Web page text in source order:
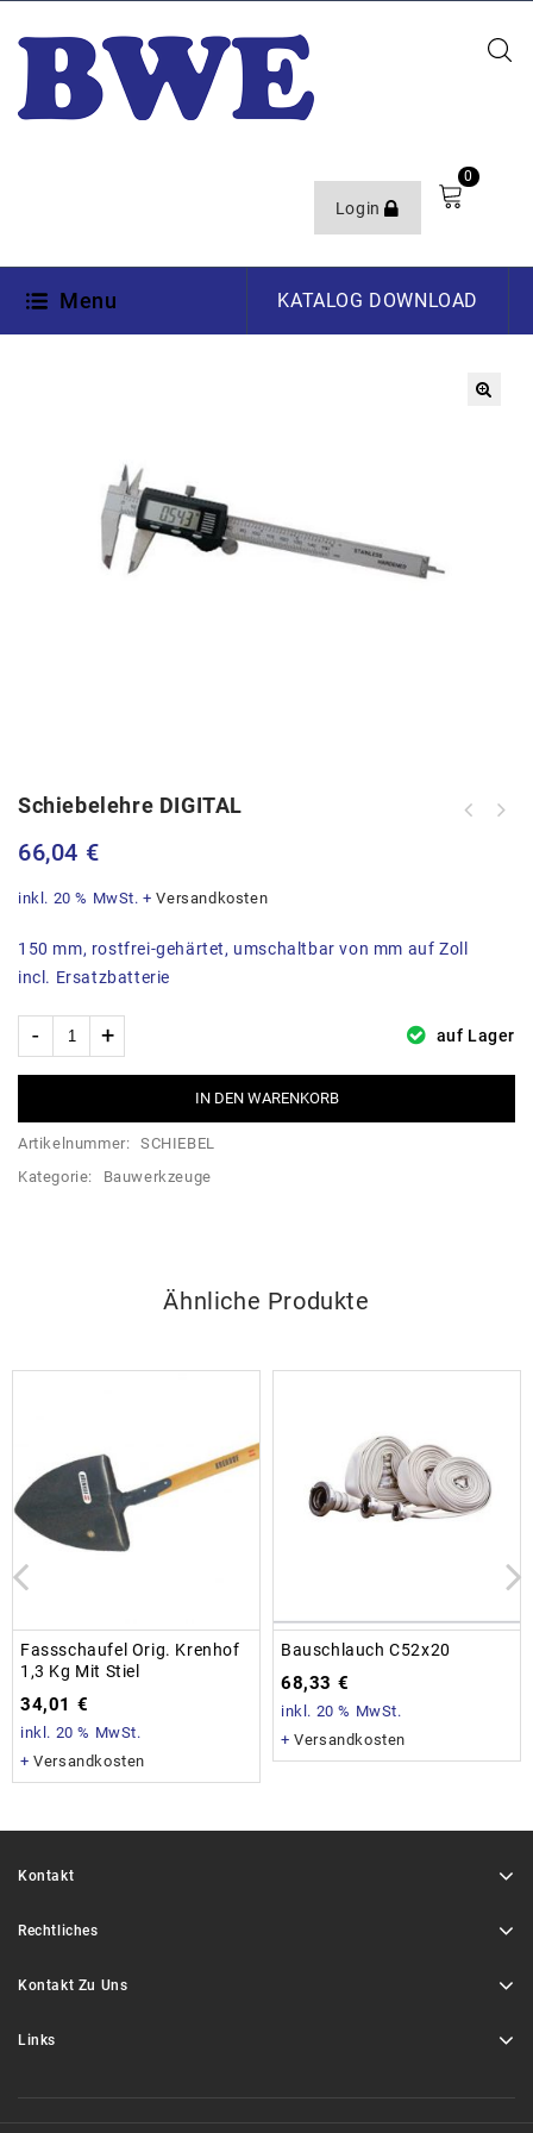
Login
0
Menu KATALOG DOWNLOAD
Schiebelehre DIGITAL
66,04 €
inkl. 20 % MwSt. +Versandkosten
150 mm, rostfrei-gehärtet, umschaltbar von mm auf Zoll
incl. Ersatzbatterie
auf Lager
IN DEN WARENKORB
Artikelnummer: SCHIEBEL
Kategorie:
Bauwerkzeuge
Ähnliche Produkte
Fassschaufel Orig. Krenhof
1,3 Kg Mit Stiel
34,01 €
inkl. 20 % MwSt.
+Versandkosten
Bauschlauch C52x20
68,33 €
inkl. 20 % MwSt.
+Versandkosten
Kontakt
Rechtliches
Kontakt Zu Uns
Links